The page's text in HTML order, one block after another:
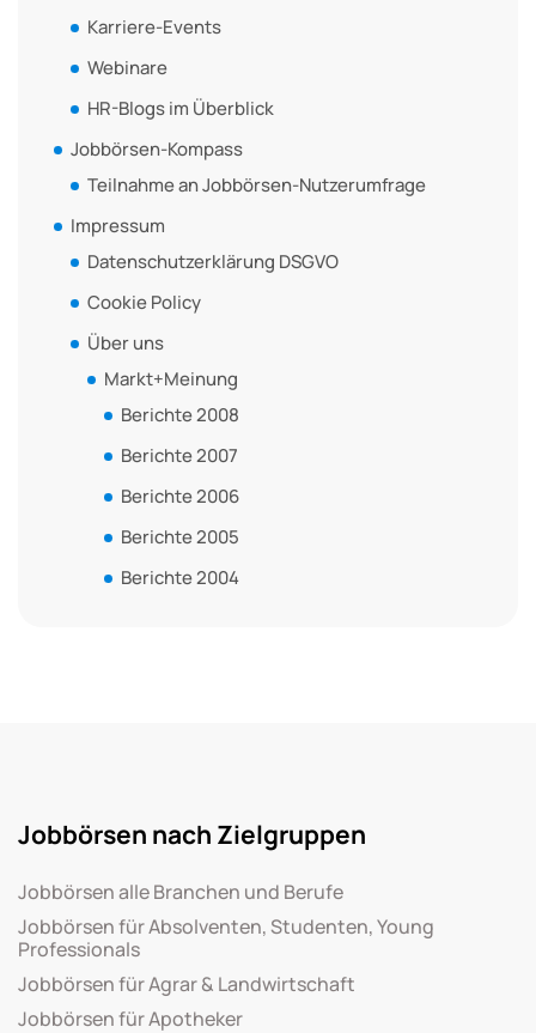
Karriere-Events
Webinare
HR-Blogs im Überblick
Jobbörsen-Kompass
Teilnahme an Jobbörsen-Nutzerumfrage
Impressum
Datenschutzerklärung DSGVO
Cookie Policy
Über uns
Markt+Meinung
Berichte 2008
Berichte 2007
Berichte 2006
Berichte 2005
Berichte 2004
Jobbörsen nach Zielgruppen
Jobbörsen alle Branchen und Berufe
Jobbörsen für Absolventen, Studenten, Young
Professionals
Jobbörsen für Agrar & Landwirtschaft
Jobbörsen für Apotheker